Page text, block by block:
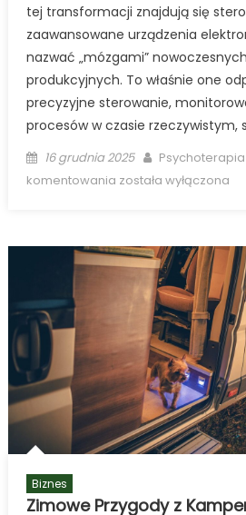
tej transformacji znajdują się
zaawansowane urządzenia
nazwać „mózgami”
produkcyjnych. To właśnie one
precyzyjne sterowanie,
procesów w czasie rzeczywistym,
Posted
on
16 grudnia 2025 Author
Psychoterapia
komentowania Sterowniki
Nowoczesnej
Automatyki
Transformacji
Cyfrowej
została wyłączona
Biznes
Zimowe Przygody z